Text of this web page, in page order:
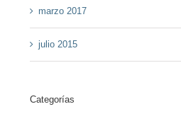
marzo 2017
julio 2015
Categorías